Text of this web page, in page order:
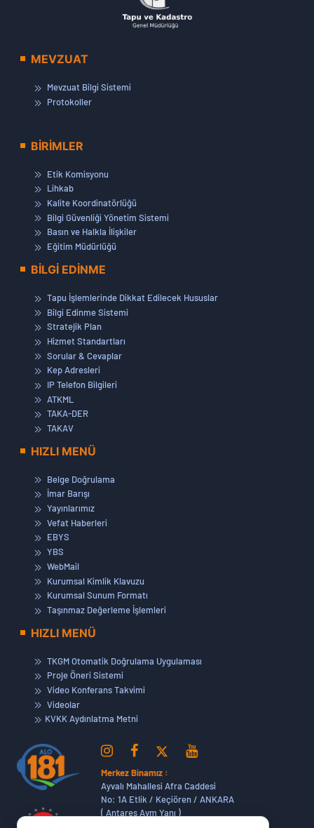
MEVZUAT
Mevzuat Bilgi Sistemi
Protokoller
BİRİMLER
Etik Komisyonu
Lihkab
Kalite Koordinatörlüğü
Bilgi Güvenliği Yönetim Sistemi
Basın ve Halkla İlişkiler
Eğitim Müdürlüğü
BİLGİ EDİNME
Tapu İşlemlerinde Dikkat Edilecek Hususlar
Bilgi Edinme Sistemi
Stratejik Plan
Hizmet Standartları
Sorular & Cevaplar
Kep Adresleri
IP Telefon Bilgileri
ATKML
TAKA-DER
TAKAV
HIZLI MENÜ
Belge Doğrulama
İmar Barışı
Yayınlarımız
Vefat Haberleri
EBYS
YBS
WebMail
Kurumsal Kimlik Klavuzu
Kurumsal Sunum Formatı
Taşınmaz Değerleme İşlemleri
HIZLI MENÜ
TKGM Otomatik Doğrulama Uygulaması
Proje Öneri Sistemi
Video Konferans Takvimi
Videolar
KVKK Aydınlatma Metni
Merkez Binamız :
Ayvalı Mahallesi Afra Caddesi
No: 1A Etlik / Keçiören / ANKARA
( Antares Avm Yanı )